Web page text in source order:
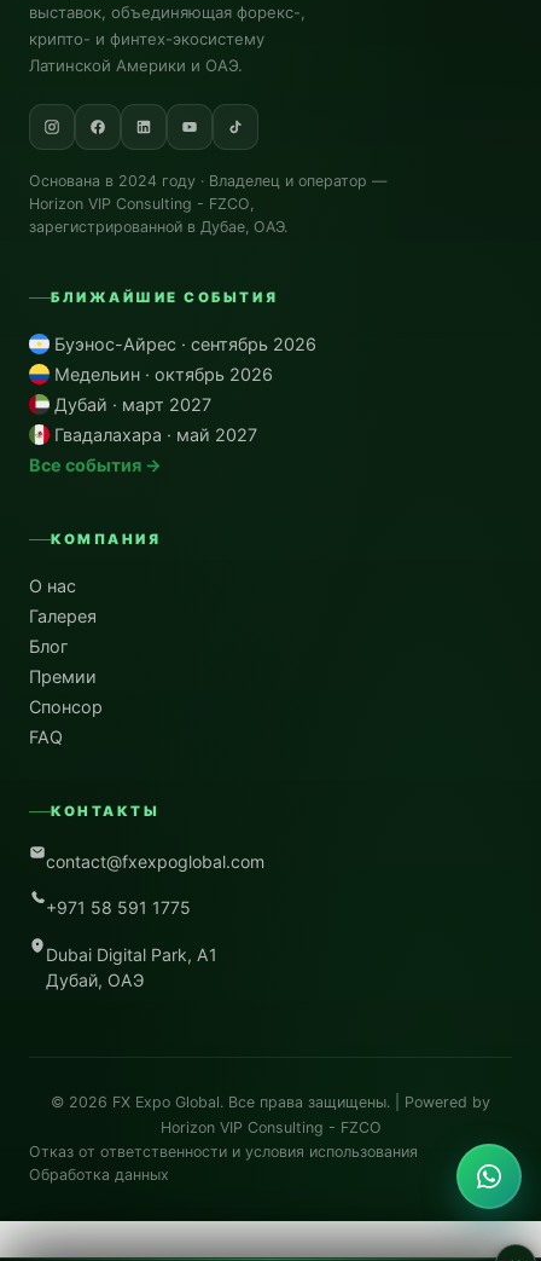
выставок, объединяющая форекс-,
крипто- и финтех-экосистему
Латинской Америки и ОАЭ.
Основана в 2024 году · Владелец и оператор —
Horizon VIP Consulting - FZCO
зарегистрированной в Дубае, ОАЭ.
БЛИЖАЙШИЕ СОБЫТИЯ
Буэнос-Айрес · сентябрь 2026
Медельин · октябрь 2026
Дубай · март 2027
Гвадалахара · май 2027
Все события →
КОМПАНИЯ
О нас
Галерея
Блог
Премии
Спонсор
FAQ
КОНТАКТЫ
contact@fxexpoglobal.com
+971 58 591 1775
Dubai Digital Park, A1
Дубай, ОАЭ
© 2026 FX Expo Global. Все права защищены. | Powered by
Horizon VIP Consulting - FZCO
Отказ от ответственности и условия использования
Обработка данных